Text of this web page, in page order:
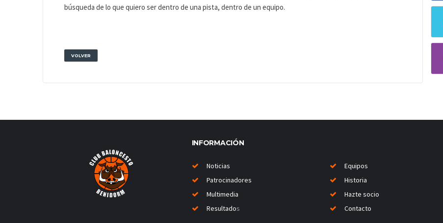
búsqueda de lo que quiero ser dentro de una pista, dentro de un equipo.
VOLVER
INFORMACIÓN
Noticias
Equipos
Patrocinadores
Historia
Multimedia
Hazte socio
Resultados Contacto